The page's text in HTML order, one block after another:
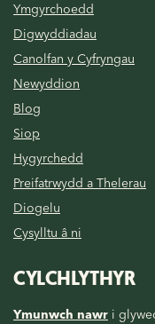
Ymgyrchoedd
Digwyddiadau
Canolfan y Cyfryngau
Newyddion
Blog
Siop
Hygyrchedd
Preifatrwydd a Thelerau
Diogelu
Cysylltu â ni
CYLCHLYTHYR
Ymunwch nawr i